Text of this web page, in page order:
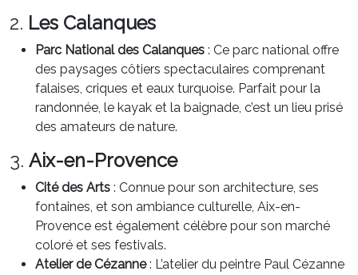
2. Les Calanques
Parc National des Calanques : Ce parc national offre
des paysages côtiers spectaculaires comprenant
falaises, criques et eaux turquoise. Parfait pour la
randonnée, le kayak et la baignade, c’est un lieu prisé
des amateurs de nature.
3. Aix-en-Provence
Cité des Arts : Connue pour son architecture, ses
fontaines, et son ambiance culturelle, Aix-en-
Provence est également célèbre pour son marché
coloré et ses festivals.
Atelier de Cézanne: L’atelier du peintre Paul Cézanne